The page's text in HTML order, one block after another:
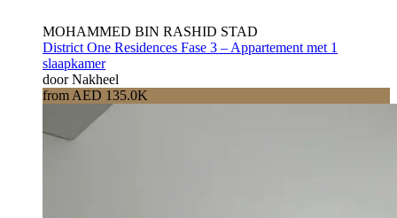
MOHAMMED BIN RASHID STAD
District One Residences Fase 3 – Appartement met 1
slaapkamer
door Nakheel
from AED 135.0K